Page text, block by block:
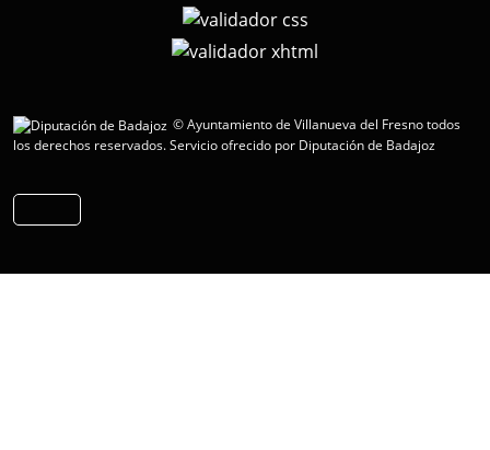
© Ayuntamiento de Villanueva del Fresno todos
los derechos reservados.Servicio ofrecido por Diputación de Badajoz